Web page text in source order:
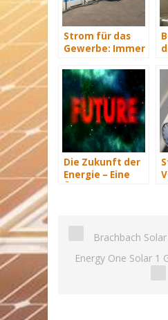
Strom für das
Gewerbe: Immer
versorgt
Die Zukunft der
Energie – Eine
Brachbach
Energy One Solar 1